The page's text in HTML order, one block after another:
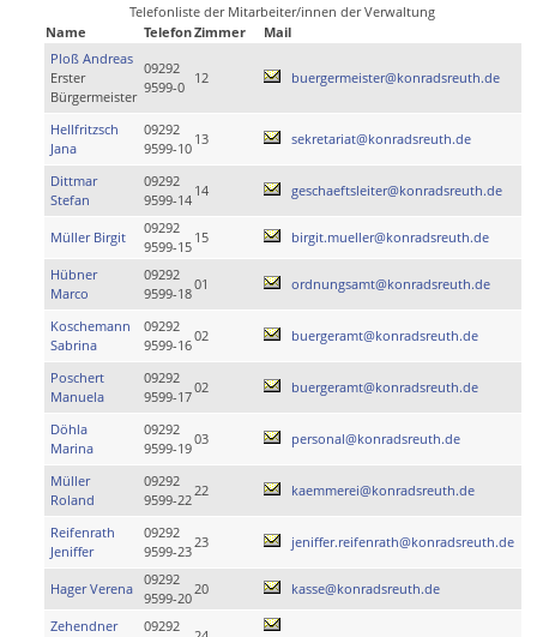
Telefonliste der Mitarbeiter/innen der Verwaltung
Name
TelefonZimmer
Mail
Ploß Andreas
Erster
Bürgermeister
09292
9599-0
12 buergermeister@konradsreuth.de
Hellfritzsch
Jana
09292
9599-10
13 sekretariat@konradsreuth.de
Dittmar
Stefan
09292
9599-14
14 geschaeftsleiter@konradsreuth.de
Müller Birgit
09292
9599-15
15 birgit.mueller@konradsreuth.de
Hübner
Marco
09292
9599-18
01 ordnungsamt@konradsreuth.de
Koschemann
Sabrina
09292
9599-16
02 buergeramt@konradsreuth.de
Poschert
Manuela
09292
9599-17
02 buergeramt@konradsreuth.de
Döhla
Marina
09292
9599-19
03 personal@konradsreuth.de
Müller
Roland
09292
9599-22
22 kaemmerei@konradsreuth.de
Reifenrath
Jeniffer
09292
9599-23
23 jeniffer.reifenrath@konradsreuth.de
Hager Verena
09292
9599-20
20 kasse@konradsreuth.de
Zehendner
09292